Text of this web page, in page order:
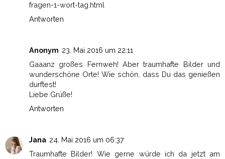
fragen-1-wort-tag.html
Antworten
Anonym 23. Mai 2016 um 22:11
Gaaanz großes Fernweh! Aber traumhafte Bilder und
wunderschöne Orte! Wie schön, dass Du das genießen
durftest!
Liebe Grüße!
Antworten
Jana 24. Mai 2016 um 06:37
Traumhafte Bilder! Wie gerne würde ich da jetzt am